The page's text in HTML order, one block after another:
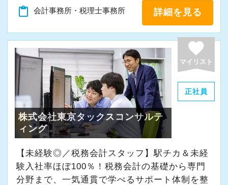
content_paste 会計事務所・税理士事務所 詳細を見る
favorite
マイリスト
正社員
株式会社東京タックスコンサルテ
ィング
【未経験◎／税務会計スタッフ】駅チカ＆未経
験入社率ほぼ100％！税務会計の基礎から専門
分野まで、一気通貫で学べるサポート体制を整